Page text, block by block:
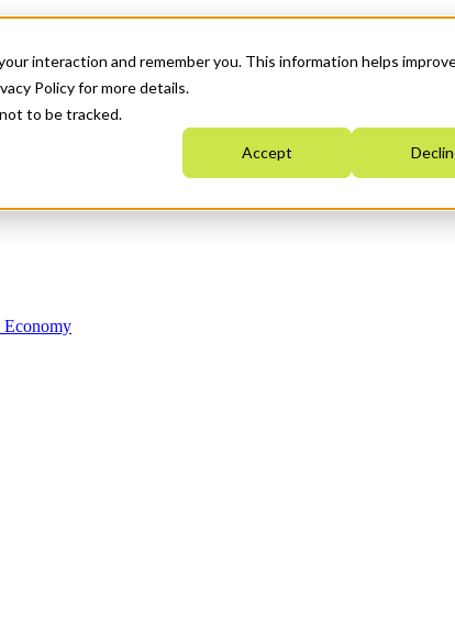
interaction and remember you. This information helps
Policy for more details.
to be tracked.
Accept
Economy